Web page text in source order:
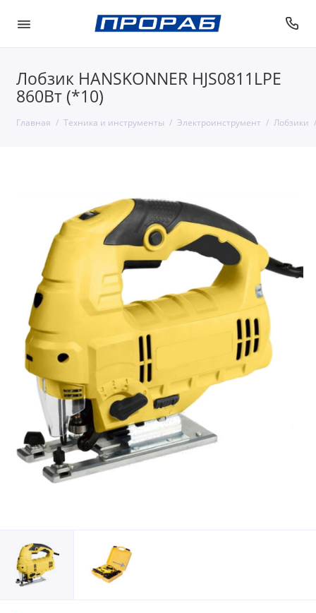
Лобзик HANSKONNER HJS0811LPE
860Вт (*10)
Главная Техника и инструменты Электроинструмент Лобзики